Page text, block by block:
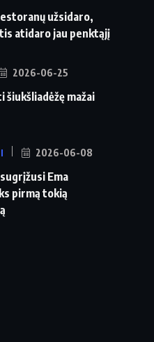
užsidaro,
atidaro jau penktąjį
2026-06-25
šiukšliadėžę mažai
2026-06-08
Ema
pirmą tokią